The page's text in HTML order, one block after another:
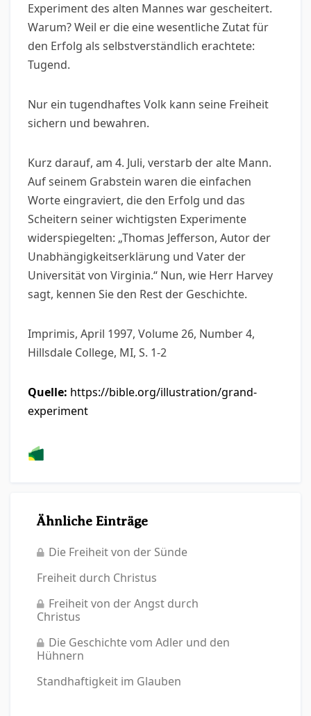
Experiment des alten Mannes war gescheitert.
Warum? Weil er die eine wesentliche Zutat für
den Erfolg als selbstverständlich erachtete:
Tugend.
Nur ein tugendhaftes Volk kann seine Freiheit
sichern und bewahren.
Kurz darauf, am 4. Juli, verstarb der alte Mann.
Auf seinem Grabstein waren die einfachen
Worte eingraviert, die den Erfolg und das
Scheitern seiner wichtigsten Experimente
widerspiegelten: „Thomas Jefferson, Autor der
Unabhängigkeitserklärung und Vater der
Universität von Virginia.“ Nun, wie Herr Harvey
sagt, kennen Sie den Rest der Geschichte.
Imprimis, April 1997, Volume 26, Number 4,
Hillsdale College, MI, S. 1-2
Quelle: https://bible.org/illustration/grand-
experiment
Ähnliche Einträge
Die Freiheit von der Sünde
Freiheit durch Christus
Freiheit von der Angst durch
Christus
Die Geschichte vom Adler und den
Hühnern
Standhaftigkeit im Glauben